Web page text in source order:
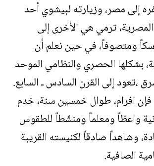
إلى مصر، وزيارته لبيشوي أحد
ترمي هي الأخرى إلى
ومتصوفاً، في حين نعلم أن
بشكلها الحصري والنظامي الموحد
،تعود إلى القرن السادس ـ السابع.
فإن افرام، طوال خمسين سنة، خدم
واعظاً ومعلماً ومنشّطاً للطقوس
وشاهداً صادقاً لكنيسته القريبة
الصافية.